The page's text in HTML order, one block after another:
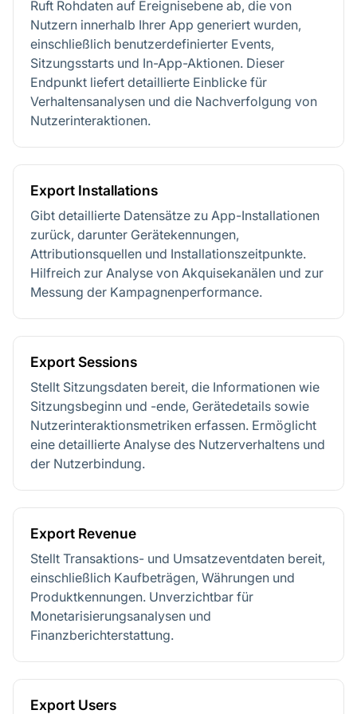
Ruft Rohdaten auf Ereignisebene ab, die von
Nutzern innerhalb Ihrer App generiert wurden,
einschließlich benutzerdefinierter Events,
Sitzungsstarts und In-App-Aktionen. Dieser
Endpunkt liefert detaillierte Einblicke für
Verhaltensanalysen und die Nachverfolgung von
Nutzerinteraktionen.
Export Installations
Gibt detaillierte Datensätze zu App-Installationen
zurück, darunter Gerätekennungen,
Attributionsquellen und Installationszeitpunkte.
Hilfreich zur Analyse von Akquisekanälen und zur
Messung der Kampagnenperformance.
Export Sessions
Stellt Sitzungsdaten bereit, die Informationen wie
Sitzungsbeginn und -ende, Gerätedetails sowie
Nutzerinteraktionsmetriken erfassen. Ermöglicht
eine detaillierte Analyse des Nutzerverhaltens und
der Nutzerbindung.
Export Revenue
Stellt Transaktions- und Umsatzeventdaten bereit,
einschließlich Kaufbeträgen, Währungen und
Produktkennungen. Unverzichtbar für
Monetarisierungsanalysen und
Finanzberichterstattung.
Export Users